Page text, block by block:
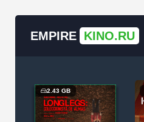
EMPIRE KINO.RU
2.43 GB